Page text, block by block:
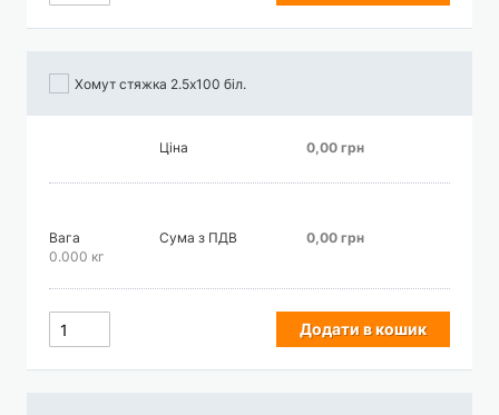
Хомут стяжка 2.5х100 біл.
Ціна 0,00 грн
Вага
0.000 кг
Сума з ПДВ 0,00 грн
Додати в кошик